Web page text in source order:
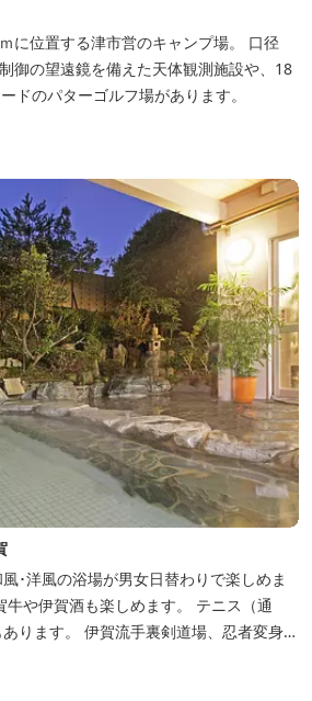
に位置する津市営のキャンプ場。 口径
御の望遠鏡を備えた天体観測施設や、18
ドのパターゴルフ場があります。
･洋風の浴場が男女日替わりで楽しめま
や伊賀酒も楽しめます。 テニス（通
ります。 伊賀流手裏剣道場、忍者変身処
※日替わりランチ、日替わり薬湯